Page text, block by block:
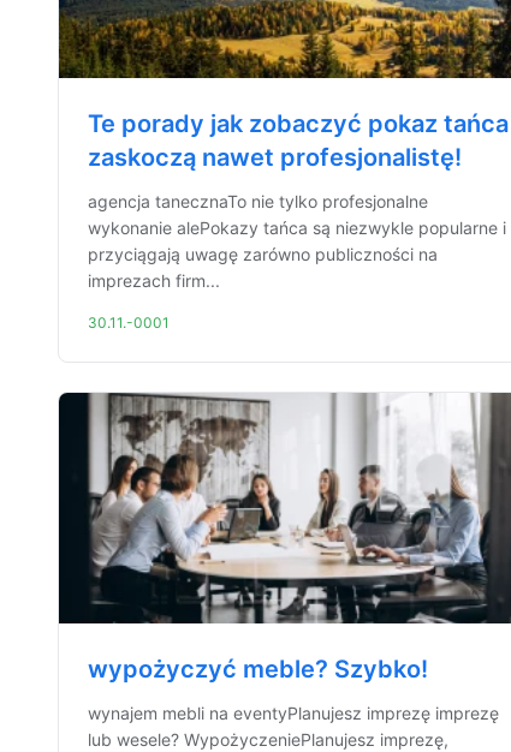
Te porady jak zobaczyć pokaz tańca
zaskoczą nawet profesjonalistę!
agencja tanecznaTo nie tylko profesjonalne
wykonanie alePokazy tańca są niezwykle popularne i
przyciągają uwagę zarówno publiczności na
imprezach firm...
30.11.-0001
wypożyczyć meble? Szybko!
wynajem mebli na eventyPlanujesz imprezę imprezę
lub wesele? WypożyczeniePlanujesz imprezę,